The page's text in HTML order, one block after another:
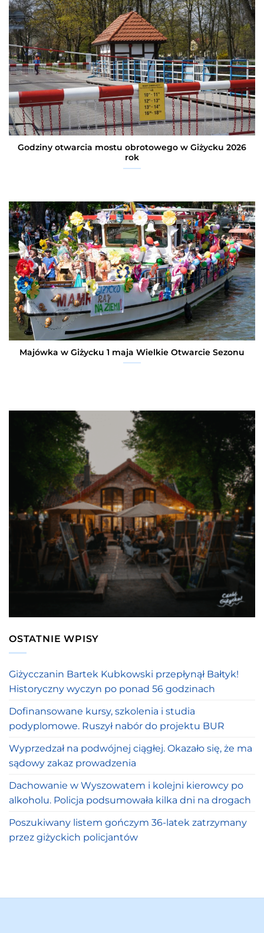
Godziny otwarcia mostu obrotowego w Giżycku 2026
rok
Majówka w Giżycku 1 maja Wielkie Otwarcie Sezonu
OSTATNIE WPISY
Giżycczanin Bartek Kubkowski przepłynął Bałtyk!
Historyczny wyczyn po ponad 56 godzinach
Dofinansowane kursy, szkolenia i studia
podyplomowe. Ruszył nabór do projektu BUR
Wyprzedzał na podwójnej ciągłej. Okazało się, że ma
sądowy zakaz prowadzenia
Dachowanie w Wyszowatem i kolejni kierowcy po
alkoholu. Policja podsumowała kilka dni na drogach
Poszukiwany listem gończym 36-latek zatrzymany
przez giżyckich policjantów